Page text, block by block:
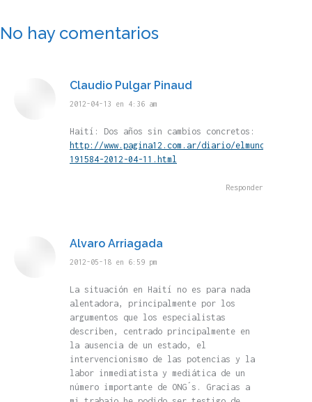
No hay comentarios
Claudio Pulgar Pinaud
dice:
2012-04-13 en 4:36 am
Haití: Dos años sin cambios concretos:
http://www.pagina12.com.ar/diario/elmundo/4-
191584-2012-04-11.html
Responder
Alvaro Arriagada
dice:
2012-05-18 en 6:59 pm
La situación en Haití no es para nada
alentadora, principalmente por los
argumentos que los especialistas
describen, centrado principalmente en
la ausencia de un estado, el
intervencionismo de las potencias y la
labor inmediatista y mediática de un
número importante de ONG´s. Gracias a